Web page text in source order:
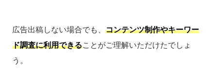
広告出稿しない場合でも、 コンテンツ制作やキーワー
ド調査に利用できることがご理解いただけたでしょ
う。